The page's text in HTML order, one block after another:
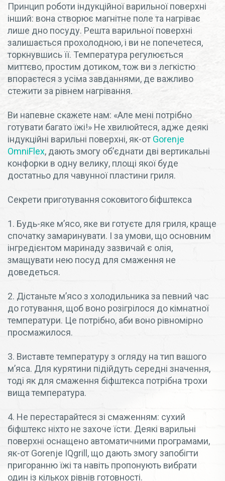
Принцип роботи індукційної варильної поверхні
інший: вона створює магнітне поле та нагріває
лише дно посуду. Решта варильної поверхні
залишається прохолодною, і ви не попечетеся,
торкнувшись її. Температура регулюється
миттєво, простим дотиком, тож ви з легкістю
впораєтеся з усіма завданнями, де важливо
стежити за рівнем нагрівання.
Ви напевне скажете нам: «Але мені потрібно
готувати багато їжі!» Не хвилюйтеся, адже деякі
індукційні варильні поверхні, як-от Gorenje
OmniFlex, дають змогу об’єднати дві вертикальні
конфорки в одну велику, площі якої буде
достатньо для чавунної пластини гриля.
Секрети приготування соковитого біфштекса
1. Будь-яке м’ясо, яке ви готуєте для гриля, краще
спочатку замаринувати. І за умови, що основним
інгредієнтом маринаду зазвичай є олія,
змащувати нею посуд для смаження не
доведеться.
2. Дістаньте м’ясо з холодильника за певний час
до готування, щоб воно розігрілося до кімнатної
температури. Це потрібно, аби воно рівномірно
просмажилося.
3. Виставте температуру з огляду на тип вашого
м’яса. Для курятини підійдуть середні значення,
тоді як для смаження біфштекса потрібна трохи
вища температура.
4. Не перестарайтеся зі смаженням: сухий
біфштекс ніхто не захоче їсти. Деякі варильні
поверхні оснащено автоматичними програмами,
як-от Gorenje IQgrill, що дають змогу запобігти
пригоранню їжі та навіть пропонують вибрати
один із кількох рівнів готовності.